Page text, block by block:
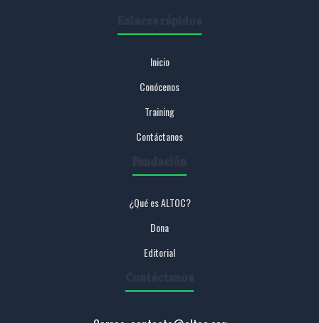
Inicio
Conócenos
Training
Contáctanos
¿Qué es ALTOC?
Dona
Editorial